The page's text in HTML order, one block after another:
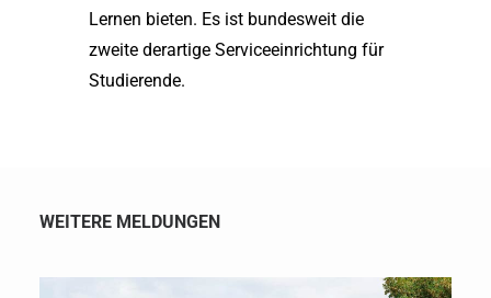
Lernen bieten. Es ist bundesweit die
zweite derartige Serviceeinrichtung für
Studierende.
WEITERE MELDUNGEN